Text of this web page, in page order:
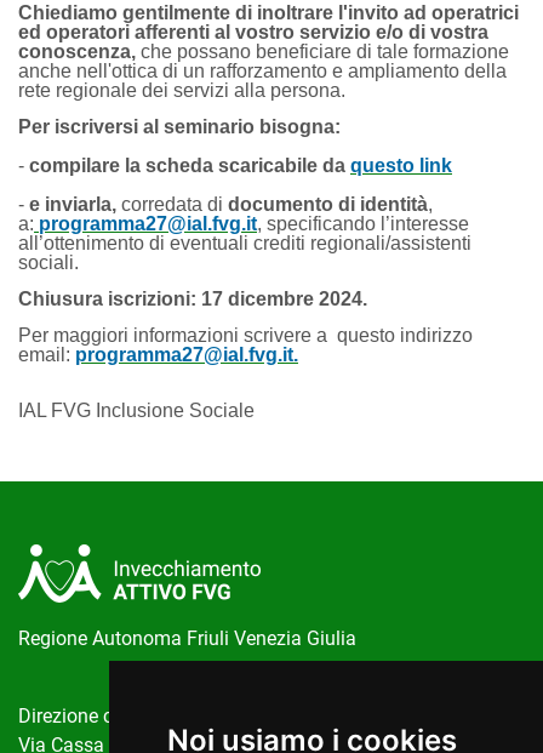
Noi usiamo i cookies
Chiediamo gentilmente di inoltrare l'invito ad operatrici
ed operatori afferenti al vostro servizio e/o di vostra
conoscenza, che possano beneficiare di tale formazione
anche nell'ottica di un rafforzamento e ampliamento della
rete regionale dei servizi alla persona.
Per iscriversi al seminario bisogna:
- compilare la scheda scaricabile da questo link
- e inviarla, corredata di documento di identità,
a: programma27@ial.fvg.it, specificando l’interesse
all’ottenimento di eventuali crediti regionali/assistenti
sociali.
Chiusura iscrizioni: 17 dicembre 2024.
Per maggiori informazioni scrivere a questo indirizzo
email: programma27@ial.fvg.it.
IAL FVG Inclusione Sociale
Regione Autonoma Friuli Venezia Giulia
Direzione centrale salute, politiche sociali e disabilità
Via Cassa di Risparmio, 10 Trieste